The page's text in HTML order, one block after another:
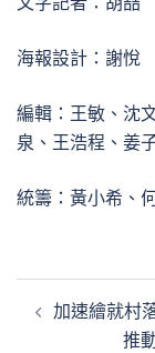
海報設計：謝悅
編輯：王敏、沈
泉、王浩程、姜
統籌：黃小希、
章 加速繪就村
推